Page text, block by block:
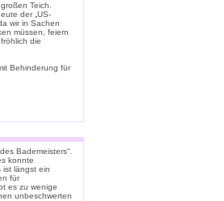
Teich.
der „US-
wir in Sachen
müssen, feiern
die
Behinderung für
Bademeisters“.
konnte
ist längst ein
für
es zu wenige
unbeschwerten